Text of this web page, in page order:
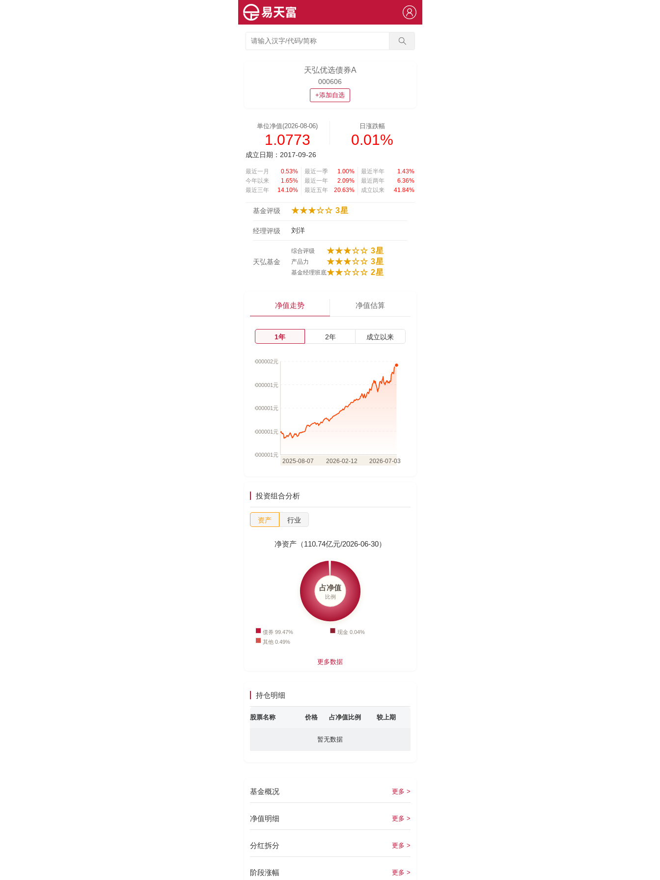
天弘优选债券A
000606
+添加自选
单位净值(2026-08-06)
1.0773
日涨跌幅
0.01%
成立日期：2017-09-26
最近一月 0.53% 最近一季 1.00% 最近半年
1.43%
今年以来
1.65% 最近一年 2.09% 最近两年
6.36%
最近三年
14.10% 最近五年 20.63% 成立以来 41.84%
基金评级 ★★★☆☆ 3星
经理评级 刘洋
天弘基金
综合评级 ★★★☆☆ 3星
产品力 ★★★☆☆ 3星
基金经理班底★★☆☆☆ 2星
净值走势 净值估算
1年 2年 成立以来
投资组合分析
资产 行业
净资产（110.74亿元/2026-06-30）
更多数据
持仓明细
股票名称 价格 占净值比例 较上期
暂无数据
基金概况 更多 >
净值明细 更多 >
分红拆分 更多 >
阶段涨幅 更多 >